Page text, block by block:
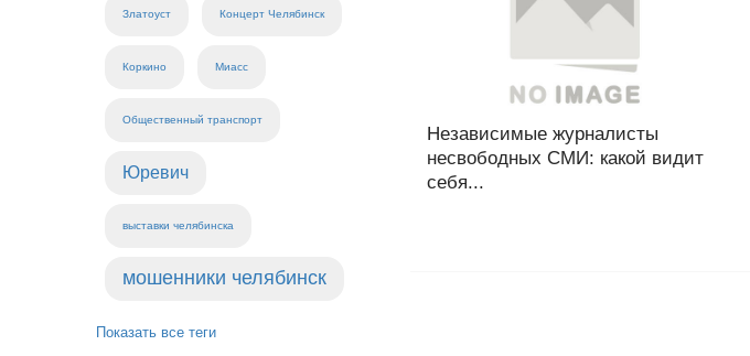
Златоуст Концерт Челябинск
Коркино Миасс
Общественный транспорт
Юревич
выставки челябинска
мошенники челябинск
Показать все теги
Независимые журналисты
несвободных СМИ: какой видит
себя...